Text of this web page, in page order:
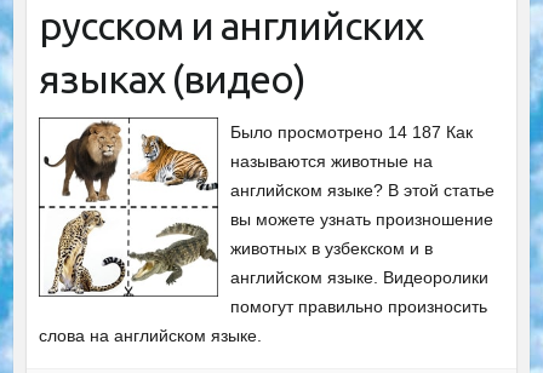
русском и английских
языках (видео)
Было просмотрено 14 187 Как
называются животные на
английском языке? В этой статье
вы можете узнать произношение
животных в узбекском и в
английском языке. Видеоролики
помогут правильно произносить
слова на английском языке.